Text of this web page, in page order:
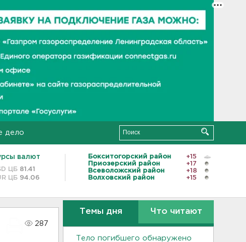
дело
валют
ЦБ 81.41
ЦБ 94.06
Бокситогорский район
+15
Приозерский район
+17
Всеволожский район
+18
Волховский район
+15
287
Темы дня Что читают
Тело погибшего обнаружено